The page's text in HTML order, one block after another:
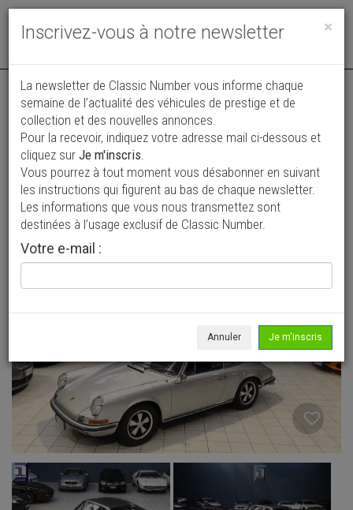
Toggle
Annonce publiée le 07/07/2026 ( il y a 33 jours )
Porsche 911 2.200 E TARGA
119 000 €
1971 Découvrable 2 200 km
×
Inscrivez-vous à notre newsletter
La newsletter de Classic Number vous informe chaque
semaine de l’actualité des véhicules de prestige et de
collection et des nouvelles annonces.
Pour la recevoir, indiquez votre adresse mail ci-dessous et
cliquez sur Je m'inscris.
Vous pourrez à tout moment vous désabonner en suivant
les instructions qui figurent au bas de chaque newsletter.
Les informations que vous nous transmettez sont
destinées à l’usage exclusif de Classic Number.
Votre e-mail :
Annuler Je m'inscris